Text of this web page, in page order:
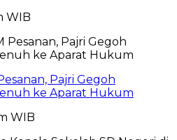
WIB
Pajri Gegoh
ke Aparat Hukum
WIB